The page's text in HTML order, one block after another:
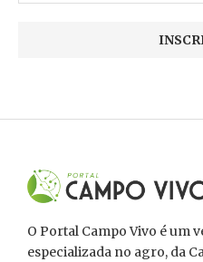
O Portal Campo Vivo é um
especializada no agro, da